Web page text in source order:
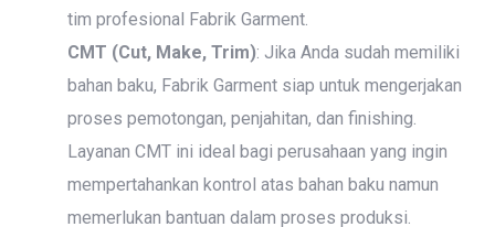
tim profesional Fabrik Garment.
CMT (Cut, Make, Trim): Jika Anda sudah memiliki
bahan baku, Fabrik Garment siap untuk mengerjakan
proses pemotongan, penjahitan, dan finishing.
Layanan CMT ini ideal bagi perusahaan yang ingin
mempertahankan kontrol atas bahan baku namun
memerlukan bantuan dalam proses produksi.